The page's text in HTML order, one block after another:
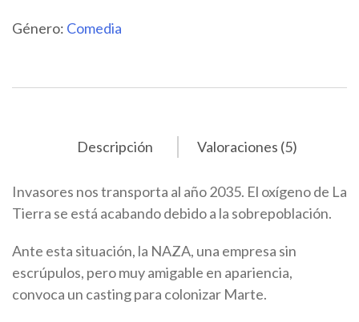
Género: Comedia
Descripción Valoraciones (5)
Invasores nos transporta al año 2035. El oxígeno de La
Tierra se está acabando debido a la sobrepoblación.
Ante esta situación, la NAZA, una empresa sin
escrúpulos, pero muy amigable en apariencia,
convoca un casting para colonizar Marte.